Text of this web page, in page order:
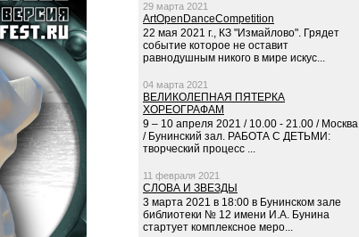
29 марта 2021
ArtOpenDanceCompetition
22 мая 2021 г., КЗ "Измайлово". Грядет
событие которое не оставит
равнодушным никого в мире искус...
04 марта 2021
ВЕЛИКОЛЕПНАЯ ПЯТЕРКА
ХОРЕОГРАФАМ
9 – 10 апреля 2021 / 10.00 - 21.00 / Москва
/ Бунинский зал. РАБОТА С ДЕТЬМИ:
творческий процесс ...
11 февраля 2021
СЛОВА И ЗВЕЗДЫ
3 марта 2021 в 18:00 в Бунинском зале
библиотеки № 12 имени И.А. Бунина
стартует комплексное меро...